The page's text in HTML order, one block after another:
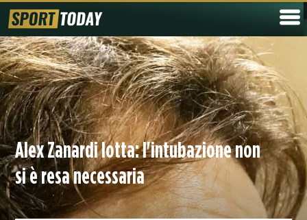
Alex Zanardi lotta: l'intubazione non
si è resa necessaria